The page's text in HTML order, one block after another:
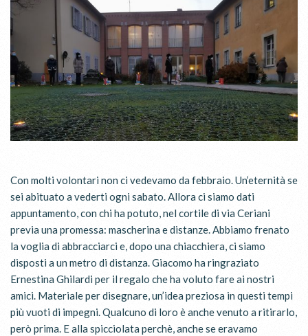
Con molti volontari non ci vedevamo da febbraio. Un’eternità se
sei abituato a vederti ogni sabato. Allora ci siamo dati
appuntamento, con chi ha potuto, nel cortile di via Ceriani
previa una promessa: mascherina e distanze. Abbiamo frenato
la voglia di abbracciarci e, dopo una chiacchiera, ci siamo
disposti a un metro di distanza. Giacomo ha ringraziato
Ernestina Ghilardi per il regalo che ha voluto fare ai nostri
amici. Materiale per disegnare, un’idea preziosa in questi tempi
più vuoti di impegni. Qualcuno di loro è anche venuto a ritirarlo,
però prima. E alla spicciolata perchè, anche se eravamo